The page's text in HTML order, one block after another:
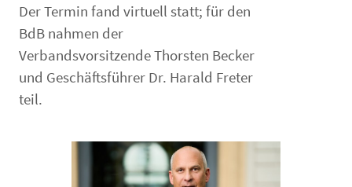
Der Termin fand virtuell statt; für den
BdB nahmen der
Verbandsvorsitzende Thorsten Becker
und Geschäftsführer Dr. Harald Freter
teil.